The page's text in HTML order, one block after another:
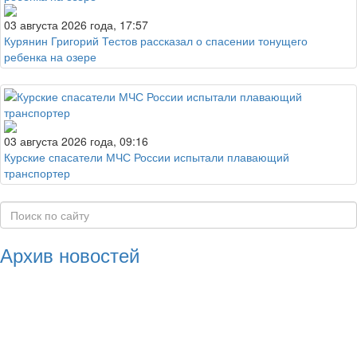
03 августа 2026 года, 17:57
Курянин Григорий Тестов рассказал о спасении тонущего
ребенка на озере
03 августа 2026 года, 09:16
Курские спасатели МЧС России испытали плавающий
транспортер
Архив новостей